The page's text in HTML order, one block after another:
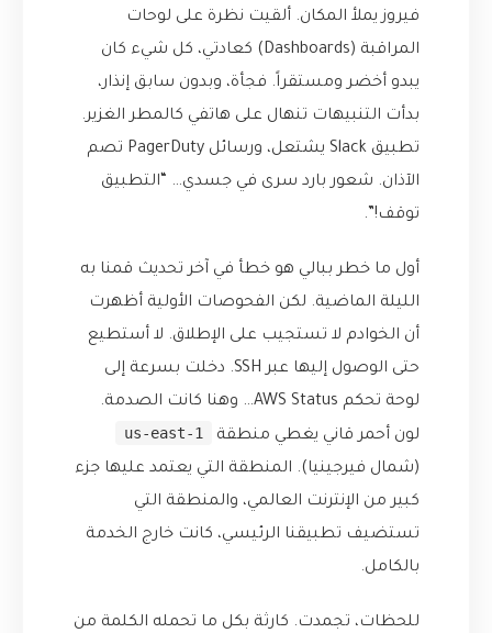
فيروز يملأ المكان. ألقيت نظرة على لوحات
المراقبة (Dashboards) كعادتي، كل شيء كان
يبدو أخضر ومستقراً. فجأة، وبدون سابق إنذار،
بدأت التنبيهات تنهال على هاتفي كالمطر الغزير.
تطبيق Slack يشتعل، ورسائل PagerDuty تصم
الآذان. شعور بارد سرى في جسدي… “التطبيق
توقف!”.
أول ما خطر ببالي هو خطأ في آخر تحديث قمنا به
الليلة الماضية. لكن الفحوصات الأولية أظهرت
أن الخوادم لا تستجيب على الإطلاق. لا أستطيع
حتى الوصول إليها عبر SSH. دخلت بسرعة إلى
لوحة تحكم AWS Status… وهنا كانت الصدمة.
لون أحمر قاني يغطي منطقة
us-east-1
(شمال فيرجينيا). المنطقة التي يعتمد عليها جزء
كبير من الإنترنت العالمي، والمنطقة التي
تستضيف تطبيقنا الرئيسي، كانت خارج الخدمة
بالكامل.
للحظات، تجمدت. كارثة بكل ما تحمله الكلمة من